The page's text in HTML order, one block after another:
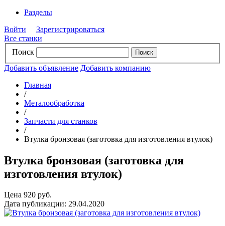
Разделы
Войти
Зарегистрироваться
Все станки
Поиск
Добавить объявление Добавить компанию
Главная
/
Металообработка
/
Запчасти для станков
/
Втулка бронзовая (заготовка для изготовления втулок)
Втулка бронзовая (заготовка для
изготовления втулок)
Цена 920 руб.
Дата публикации: 29.04.2020